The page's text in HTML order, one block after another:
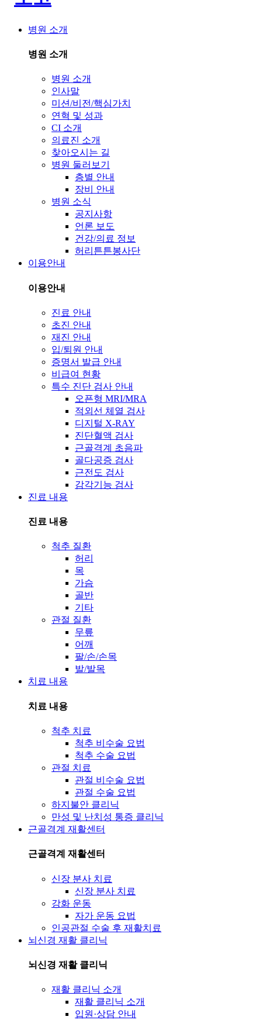
병원 소개
병원 소개
병원 소개
인사말
미션/비전/핵심가치
연혁 및 성과
CI 소개
의료진 소개
찾아오시는 길
병원 둘러보기
층별 안내
장비 안내
병원 소식
공지사항
언론 보도
건강/의료 정보
허리튼튼봉사단
이용안내
이용안내
진료 안내
초진 안내
재진 안내
입/퇴원 안내
증명서 발급 안내
비급여 현황
특수 진단 검사 안내
오픈형 MRI/MRA
적외선 체열 검사
디지털 X-RAY
진단혈액 검사
근골격계 초음파
골다공증 검사
근전도 검사
감각기능 검사
진료 내용
진료 내용
척추 질환
허리
목
가슴
골반
기타
관절 질환
무릎
어깨
팔/손/손목
발/발목
치료 내용
치료 내용
척추 치료
척추 비수술 요법
척추 수술 요법
관절 치료
관절 비수술 요법
관절 수술 요법
하지불안 클리닉
만성 및 난치성 통증 클리닉
근골격계 재활센터
근골격계 재활센터
신장 분사 치료
신장 분사 치료
강화 운동
자가 운동 요법
인공관절 수술 후 재활치료
뇌신경 재활 클리닉
뇌신경 재활 클리닉
재활 클리닉 소개
재활 클리닉 소개
입원·상담 안내